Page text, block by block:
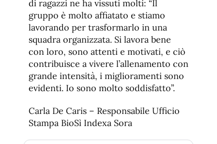
di ragazzi ne ha vissuti molti: “Il
gruppo è molto affiatato e stiamo
lavorando per trasformarlo in una
squadra organizzata. Si lavora bene
con loro, sono attenti e motivati, e ciò
contribuisce a vivere l’allenamento con
grande intensità, i miglioramenti sono
evidenti. Io sono molto soddisfatto”.
Carla De Caris – Responsabile Ufficio
Stampa BioSì Indexa Sora